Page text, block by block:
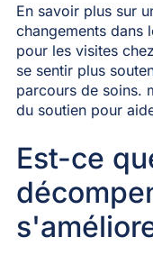
En savoir plus sur
changements dans
pour les visites
se sentir plus
parcours de soins.
du soutien pour
Est-ce